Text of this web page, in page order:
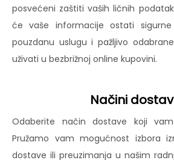
posvećeni zaštiti vaših ličnih
će vaše informacije ostati
pouzdanu uslugu i pažljivo
uživati u bezbrižnoj online kupovini.
Načini
Odaberite način dostave koji
Pružamo vam mogućnost izbora
dostave ili preuzimanja u našim